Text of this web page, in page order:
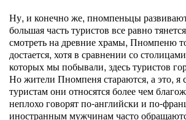
Ну, и конечно же, пномпеньцы
большая часть туристов все равно
смотреть на древние храмы, Пномпеню
достается, хотя в сравнении со
которых мы побывали, здесь туристов
Но жители Пномпеня стараются, а это, я
туристам они относятся более чем
неплохо говорят по-английски и по-
иностранным мужчинам часто